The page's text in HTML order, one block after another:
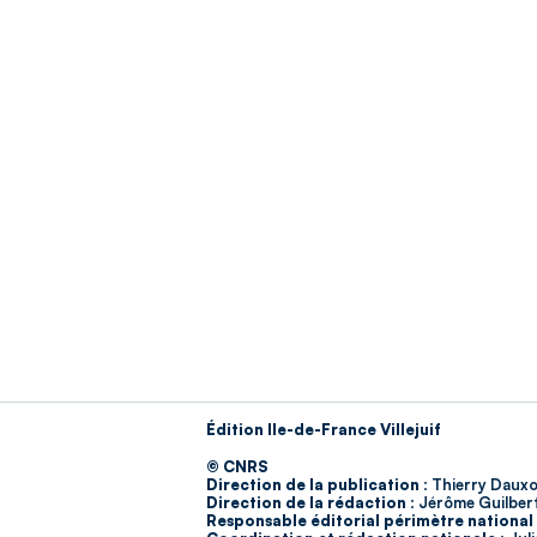
Édition Ile-de-France Villejuif
© CNRS
Direction de la publication : Thierry
Direction de la rédaction : Jérôme
Responsable éditorial périmètre national